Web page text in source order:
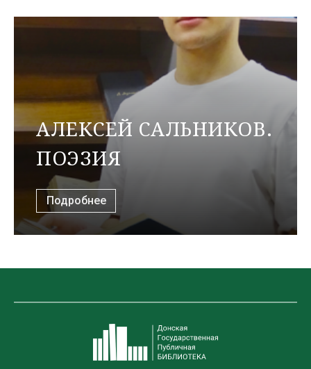
АЛЕКСЕЙ САЛЬНИКОВ.
ПОЭЗИЯ
Подробнее